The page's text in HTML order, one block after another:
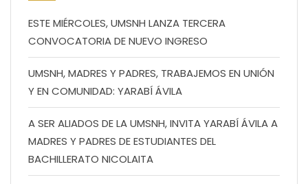
ESTE MIÉRCOLES, UMSNH LANZA TERCERA
CONVOCATORIA DE NUEVO INGRESO
UMSNH, MADRES Y PADRES, TRABAJEMOS EN UNIÓN
Y EN COMUNIDAD: YARABÍ ÁVILA
A SER ALIADOS DE LA UMSNH, INVITA YARABÍ ÁVILA A
MADRES Y PADRES DE ESTUDIANTES DEL
BACHILLERATO NICOLAITA